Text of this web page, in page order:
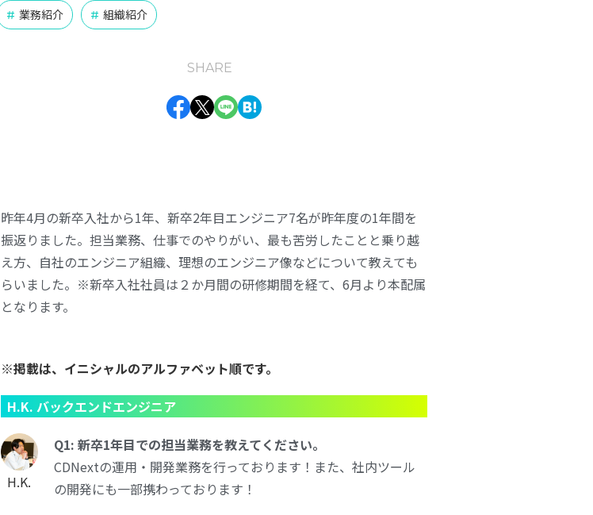
# 業務紹介 # 組織紹介
SHARE
Facebook
Twitter
LineHatena
昨年4月の新卒入社から1年、新卒2年目エンジニア7名が昨年度の1年間を
振返りました。担当業務、仕事でのやりがい、最も苦労したことと乗り越
え方、自社のエンジニア組織、理想のエンジニア像などについて教えても
らいました。 ※新卒入社社員は２か月間の研修期間を経て、6月より本配属
となります。
※掲載は、イニシャルのアルファベット順です。
H.K. バックエンドエンジニア
H.K.
Q1: 新卒1年目での担当業務を教えてください。
CDNextの運用・開発業務を行っております！また、社内ツール
の開発にも一部携わっております！